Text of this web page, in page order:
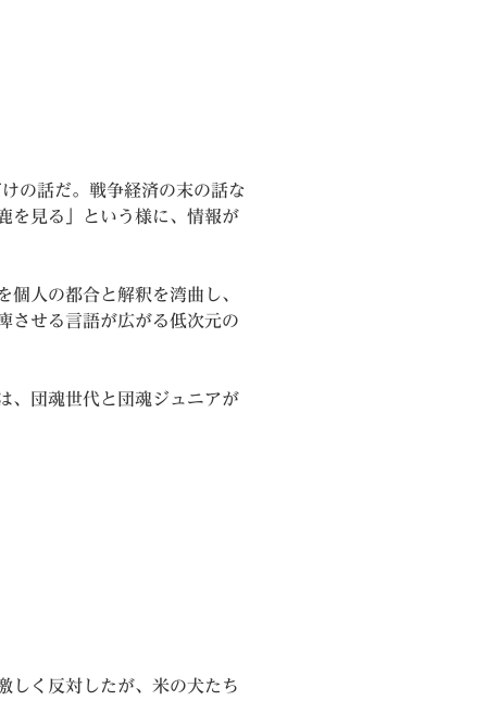
の話だ。戦争経済の末の話な
を見る」という様に、情報が
人の都合と解釈を湾曲し、
させる言語が広がる低次元の
、団魂世代と団魂ジュニアが
しく反対したが、米の犬たち